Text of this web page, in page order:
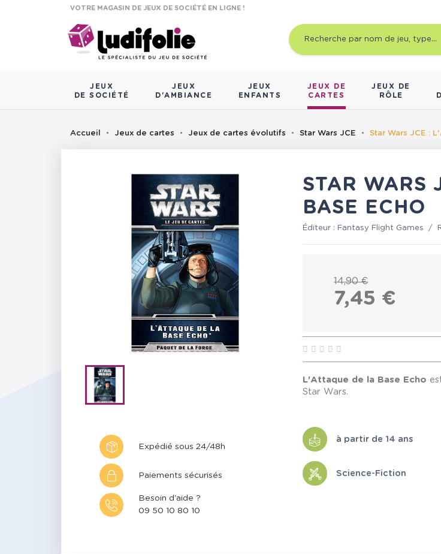
VOTRE MAGASIN DE JEUX DE SOCIÉTÉ EN LIGNE !
JEUX
DE SOCIÉTÉ
JEUX
D'AMBIANCE
JEUX
ENFANTS
JEUX DE
CARTES
JEUX DE
RÔLE
Accueil Jeux de cartes Jeux de cartes évolutifs Star Wars JCE Star Wars JCE :
Expédié sous 24/48h
Paiements sécurisés
Besoin d'aide ?
09 50 10 80 10
STAR WARS
BASE ECHO
Éditeur : Fantasy Flight Games /
14,90 €
7,45 €
L'Attaque de la Base Echo
Star Wars.
à partir de 14 ans
Science-Fiction